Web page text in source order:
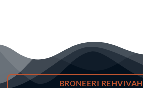
BRONEERI